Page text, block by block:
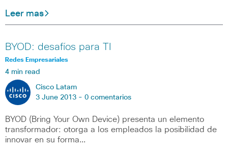
Leer mas
BYOD: desafíos para TI
Redes Empresariales
4 min read
Cisco Latam
3 June 2013 - 0 comentarios
BYOD (Bring Your Own Device) presenta un elemento
transformador: otorga a los empleados la posibilidad de
innovar en su forma…